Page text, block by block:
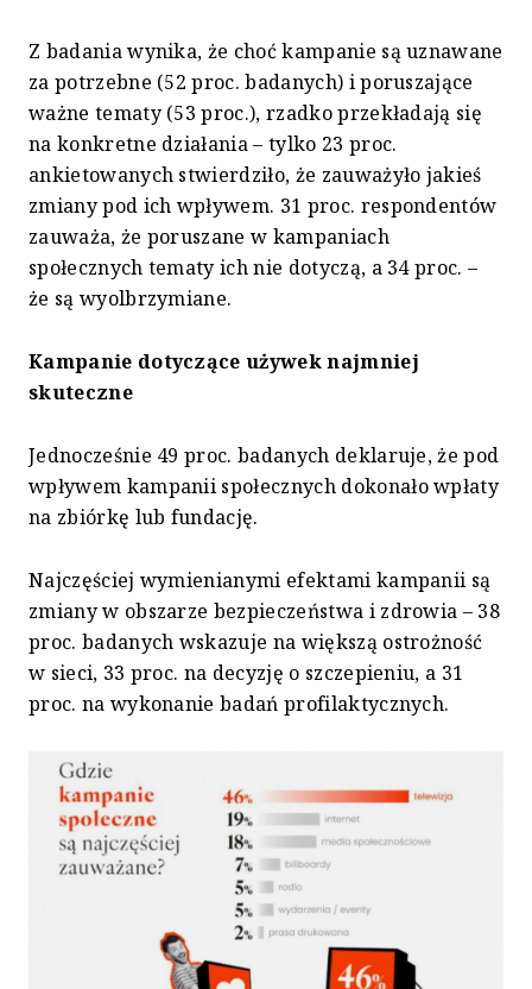
Z badania wynika, że choć kampanie są uznawane
za potrzebne (52 proc. badanych) i poruszające
ważne tematy (53 proc.), rzadko przekładają się
na konkretne działania – tylko 23 proc.
ankietowanych stwierdziło, że zauważyło jakieś
zmiany pod ich wpływem. 31 proc. respondentów
zauważa, że poruszane w kampaniach
społecznych tematy ich nie dotyczą, a 34 proc. –
że są wyolbrzymiane.
Kampanie dotyczące używek najmniej
skuteczne
Jednocześnie 49 proc. badanych deklaruje, że pod
wpływem kampanii społecznych dokonało wpłaty
na zbiórkę lub fundację.
Najczęściej wymienianymi efektami kampanii są
zmiany w obszarze bezpieczeństwa i zdrowia – 38
proc. badanych wskazuje na większą ostrożność
w sieci, 33 proc. na decyzję o szczepieniu, a 31
proc. na wykonanie badań profilaktycznych.